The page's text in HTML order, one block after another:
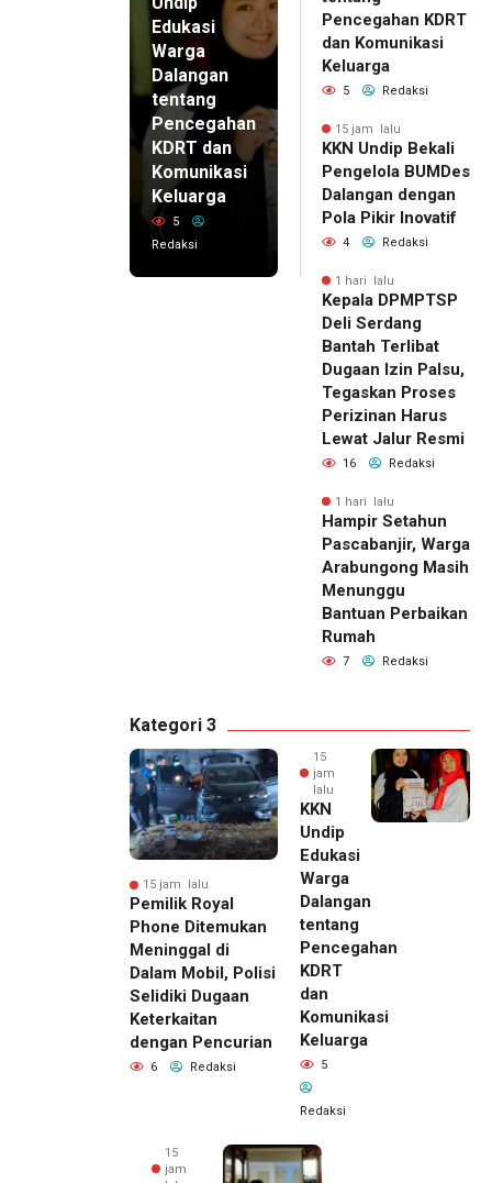
Edukasi
Warga
Dalangan
tentang
Pencegahan
KDRT dan
Komunikasi
Keluarga
5
Redaksi
Pencegahan KDRT
dan Komunikasi
Keluarga
5 Redaksi
15 jam lalu
KKN Undip Bekali
Pengelola BUMDes
Dalangan dengan
Pola Pikir Inovatif
4 Redaksi
1 hari lalu
Kepala DPMPTSP
Deli Serdang
Bantah Terlibat
Dugaan Izin Palsu,
Tegaskan Proses
Perizinan Harus
Lewat Jalur Resmi
16 Redaksi
1 hari lalu
Hampir Setahun
Pascabanjir, Warga
Arabungong Masih
Menunggu
Bantuan Perbaikan
Rumah
7 Redaksi
Kategori 3
15 jam lalu
Pemilik Royal
Phone Ditemukan
Meninggal di
Dalam Mobil, Polisi
Selidiki Dugaan
Keterkaitan
dengan Pencurian
6 Redaksi
15
jam
lalu
KKN
Undip
Edukasi
Warga
Dalangan
tentang
Pencegahan
KDRT
dan
Komunikasi
Keluarga
5
Redaksi
15
jam